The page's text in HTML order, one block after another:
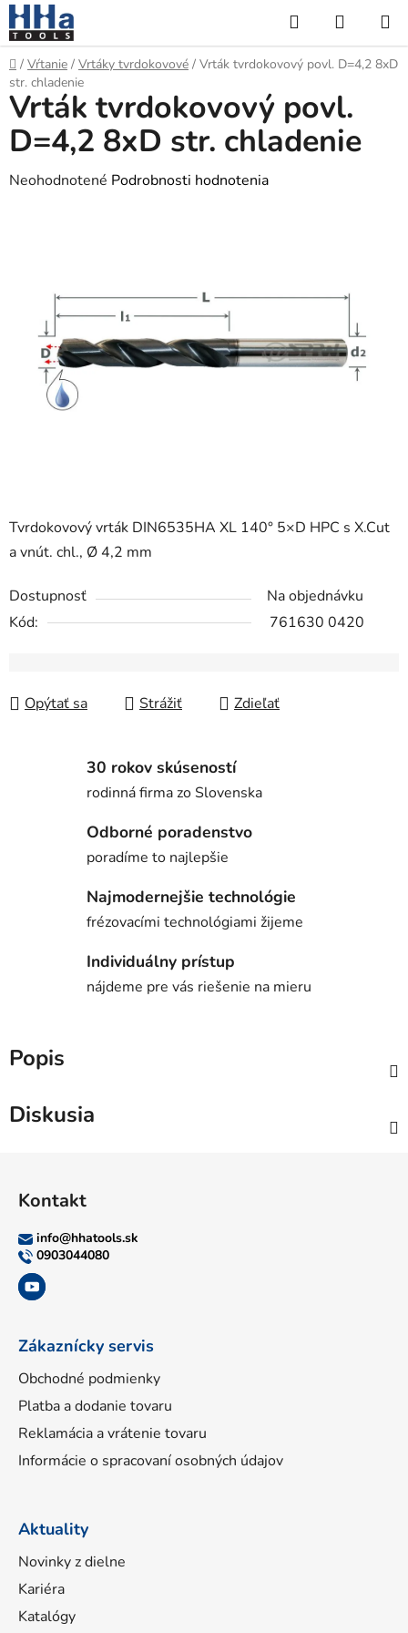
Prejsť
na
obsah
Hľadať
KOŠÍK
Domov
/ Vŕtanie / Vrtáky tvrdokovové / Vrták tvrdokovový povl. D=4,2 8xD
str. chladenie
Tvrdokovový vrták DIN6535HA XL 140° 5×D HPC s X.Cut
a vnút. chl., Ø 4,2 mm
Dostupnosť
Na objednávku
Kód:
761630 0420
Opýtať sa Strážiť Zdieľať
Vrták tvrdokovový povl.
D=4,2 8xD str. chladenie
Priemerné
hviezdičiek.
Neohodnotené Podrobnosti hodnotenia
30 rokov skúseností
rodinná firma zo Slovenska
Odborné poradenstvo
poradíme to najlepšie
Najmodernejšie technológie
frézovacími technológiami žijeme
Individuálny prístup
nájdeme pre vás riešenie na mieru
Popis
Diskusia
Kontakt
info@hhatools.sk
0903044080
Zákaznícky servis
Obchodné podmienky
Platba a dodanie tovaru
Reklamácia a vrátenie tovaru
Informácie o spracovaní osobných údajov
Aktuality
Novinky z dielne
Kariéra
Katalógy